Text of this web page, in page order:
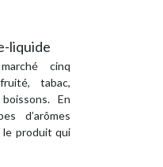
liquide
cinq
tabac,
En
d’arômes
produit qui